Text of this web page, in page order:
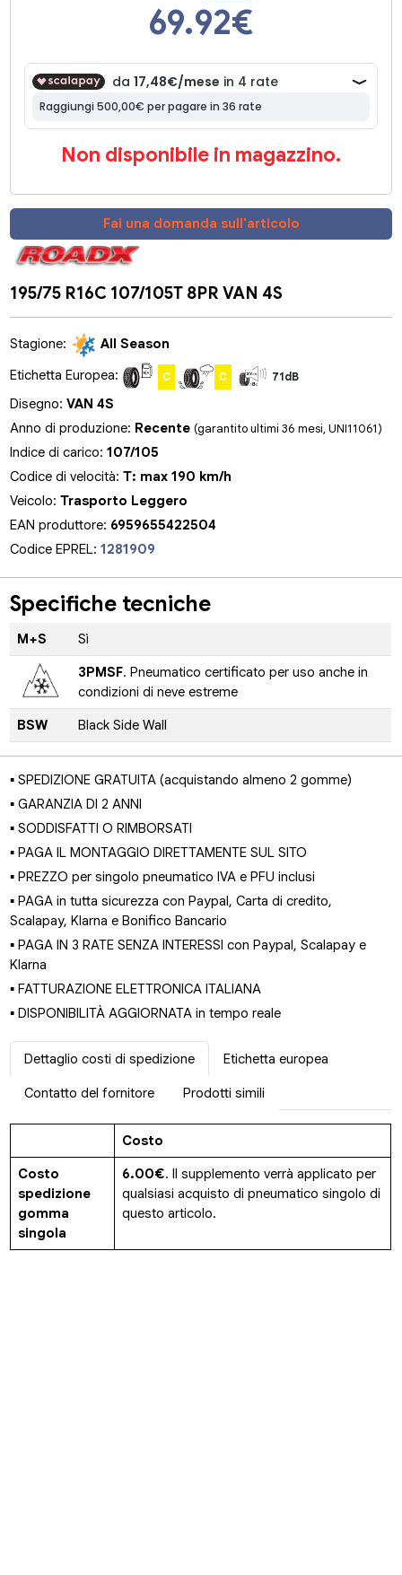
69.92€
Non disponibile in magazzino.
Fai una domanda sull'articolo
195/75 R16C 107/105T 8PR VAN 4S
Stagione:
All Season
Etichetta Europea:
C C 71dB
Disegno:VAN 4S
Anno di produzione: Recente(garantito ultimi 36 mesi, UNI11061)
Indice di carico:107/105
Codice di velocità:T: max 190 km/h
Veicolo:Trasporto Leggero
EAN produttore: 6959655422504
Codice EPREL:1281909
Specifiche tecniche
M+S Sì
3PMSF. Pneumatico certificato per uso anche in
condizioni di neve estreme
BSW Black Side Wall
▪ SPEDIZIONE GRATUITA (acquistando almeno 2 gomme)
▪ GARANZIA DI 2 ANNI
▪ SODDISFATTI O RIMBORSATI
▪ PAGA IL MONTAGGIO DIRETTAMENTE SUL SITO
▪ PREZZO per singolo pneumatico IVA e PFU inclusi
▪ PAGA in tutta sicurezza con Paypal, Carta di credito,
Scalapay, Klarna e Bonifico Bancario
▪ PAGA IN 3 RATE SENZA INTERESSI con Paypal, Scalapay e
Klarna
▪ FATTURAZIONE ELETTRONICA ITALIANA
▪ DISPONIBILITÀ AGGIORNATA in tempo reale
Dettaglio costi di spedizione Etichetta europea
Contatto del fornitore Prodotti simili
Costo
Costo
spedizione
gomma
singola
6.00€. Il supplemento verrà applicato per
qualsiasi acquisto di pneumatico singolo di
questo articolo.